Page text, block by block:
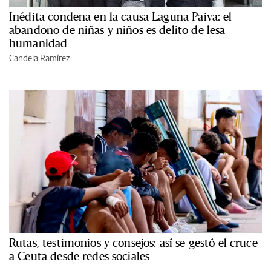
Inédita condena en la causa Laguna Paiva: el
abandono de niñas y niños es delito de lesa
humanidad
Candela Ramírez
Rutas, testimonios y consejos: así se gestó el cruce
a Ceuta desde redes sociales